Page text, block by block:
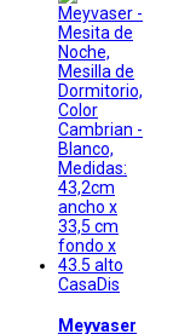
CasaDis
Meyvaser